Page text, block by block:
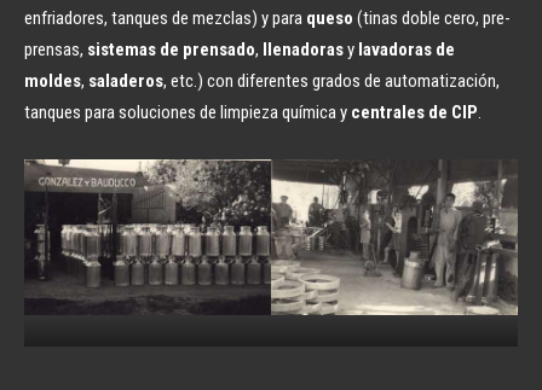
enfriadores, tanques de mezclas) y para queso (tinas doble cero, pre-
prensas, sistemas de prensado, llenadorasy lavadoras de
moldes, saladeros, etc.) con diferentes grados de automatización,
tanques para soluciones de limpieza quí­mica y centrales de CIP.